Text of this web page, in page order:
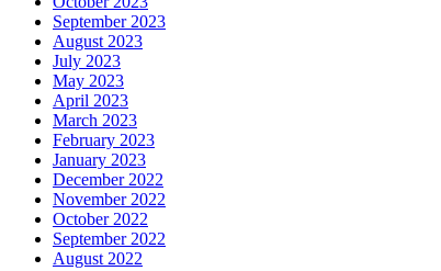
September 2023
August 2023
July 2023
May 2023
April 2023
March 2023
February 2023
January 2023
December 2022
November 2022
October 2022
September 2022
August 2022